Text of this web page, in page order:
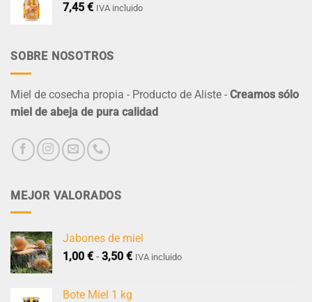
7,45 € IVA incluido
SOBRE NOSOTROS
Miel de cosecha propia - Producto de Aliste - Creamos sólo
miel de abeja de pura calidad
MEJOR VALORADOS
Jabones de miel
1,00 € - 3,50 €Rango
IVA incluido
Bote Miel 1 kg